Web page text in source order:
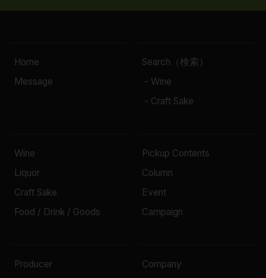
Home
Message
Search（検索）
- Wine
- Craft Sake
Wine
Liquor
Craft Sake
Food / Drink / Goods
Pickup Contents
Column
Event
Campaign
Producer
Company